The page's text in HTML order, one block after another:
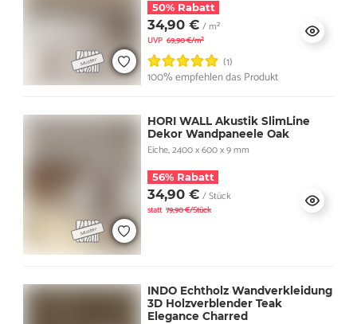
50% Rabatt
34,90 € / m²
UVP 69,90 €/m²
(1)
100% empfehlen das Produkt
HORI WALL Akustik SlimLine
Dekor Wandpaneele Oak
Eiche, 2400 x 600 x 9 mm
56% Rabatt
34,90 € / Stück
statt 79,90 €/Stück
INDO Echtholz Wandverkleidung
3D Holzverblender Teak
Elegance Charred